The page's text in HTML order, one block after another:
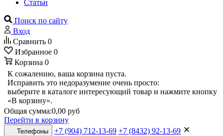
Статьи
Поиск по сайту
Вход
Сравнить 0
Избранное 0
Корзина 0
К сожалению, ваша корзина пуста.
Исправить это недоразумение очень просто:
выберите в каталоге интересующий товар и нажмите кнопку
«В корзину».
Общая сумма:0,00 руб
Перейти в корзину
Телефоны +7 (904) 712-13-69 +7 (8432) 92-13-69